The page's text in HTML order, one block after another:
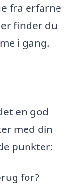
fra erfarne
finder du
i gang.
en god
med din
punkter:
for?